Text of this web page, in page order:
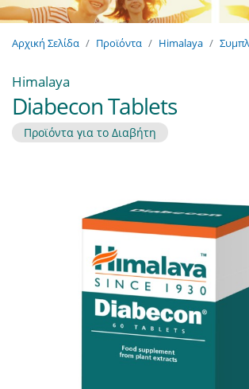
Αρχική Σελίδα Προϊόντα Himalaya
Himalaya
Diabecon Tablets
Προϊόντα για το Διαβήτη